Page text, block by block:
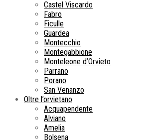
Castel Viscardo
Fabro
Ficulle
Guardea
Montecchio
Montegabbione
Monteleone d’Orvieto
Parrano
Porano
San Venanzo
Oltre l’orvietano
Acquapendente
Alviano
Amelia
Bolsena